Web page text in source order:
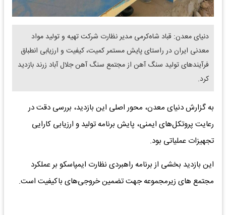
دنیای معدن: قباد شاه‌کرمی مدیر نظارت شرکت تهیه و تولید مواد
معدنی ایران در راستای پایش مستمر کمیت، کیفیت و ارزیابی انطباق
فرآیندهای تولید سنگ آهن از مجتمع سنگ آهن جلال آباد زرند بازدید
کرد.
به گزارش دنیای معدن، محور اصلی این بازدید، بررسی دقت در
رعایت پروتکل‌های ایمنی، پایش برنامه تولید و ارزیابی کارایی
تجهیزات عملیاتی بود.
این بازدید بخشی از برنامه راهبردی نظارت ایمپاسکو بر عملکرد
مجتمع های زیرمجموعه جهت تضمین خروجی‌های باکیفیت است.